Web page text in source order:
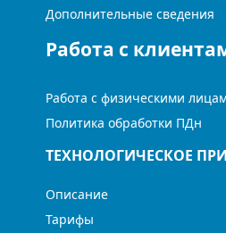
Дополнительные сведения
Работа с
Работа с физическими
Политика обработки ПДн
ТЕХНОЛОГИЧЕСКОЕ
Описание
Тарифы